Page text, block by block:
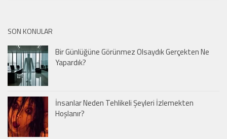
SON KONULAR
Bir Günlüğüne Görünmez Olsaydık Gerçekten Ne
Yapardık?
İnsanlar Neden Tehlikeli Şeyleri İzlemekten
Hoşlanır?